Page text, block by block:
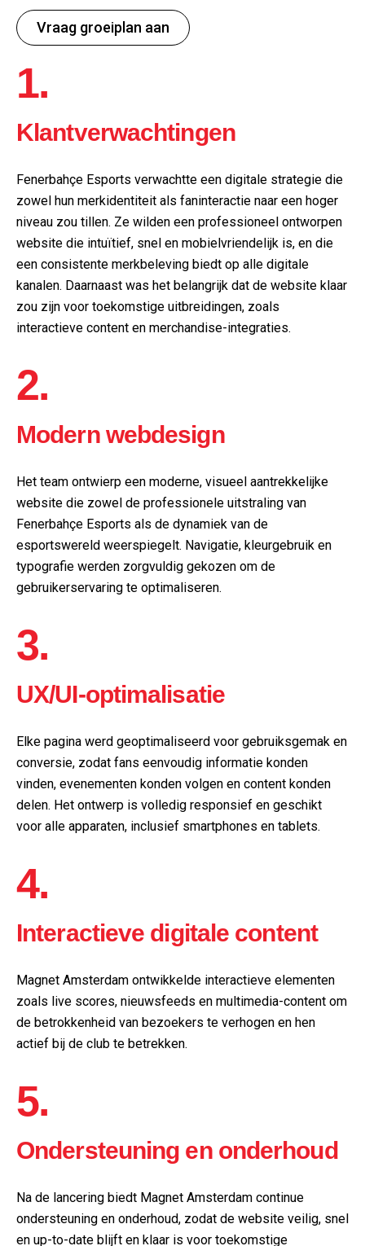
Vraag groeiplan aan
1.
Klantverwachtingen
Fenerbahçe Esports verwachtte een digitale strategie die
zowel hun merkidentiteit als faninteractie naar een hoger
niveau zou tillen. Ze wilden een professioneel ontworpen
website die intuïtief, snel en mobielvriendelijk is, en die
een consistente merkbeleving biedt op alle digitale
kanalen. Daarnaast was het belangrijk dat de website klaar
zou zijn voor toekomstige uitbreidingen, zoals
interactieve content en merchandise-integraties.
2.
Modern webdesign
Het team ontwierp een moderne, visueel aantrekkelijke
website die zowel de professionele uitstraling van
Fenerbahçe Esports als de dynamiek van de
esportswereld weerspiegelt. Navigatie, kleurgebruik en
typografie werden zorgvuldig gekozen om de
gebruikerservaring te optimaliseren.
3.
UX/UI-optimalisatie
Elke pagina werd geoptimaliseerd voor gebruiksgemak en
conversie, zodat fans eenvoudig informatie konden
vinden, evenementen konden volgen en content konden
delen. Het ontwerp is volledig responsief en geschikt
voor alle apparaten, inclusief smartphones en tablets.
4.
Interactieve digitale content
Magnet Amsterdam ontwikkelde interactieve elementen
zoals live scores, nieuwsfeeds en multimedia-content om
de betrokkenheid van bezoekers te verhogen en hen
actief bij de club te betrekken.
5.
Ondersteuning en onderhoud
Na de lancering biedt Magnet Amsterdam continue
ondersteuning en onderhoud, zodat de website veilig, snel
en up-to-date blijft en klaar is voor toekomstige